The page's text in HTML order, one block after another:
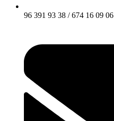
96 391 93 38 / 674 16 09 06